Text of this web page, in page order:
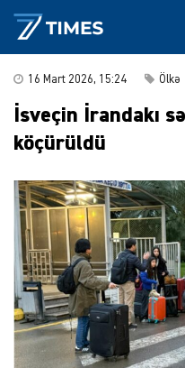
16 Mart 2026, 15:24 Ölkə
İsveçin İrandakı
köçürüldü